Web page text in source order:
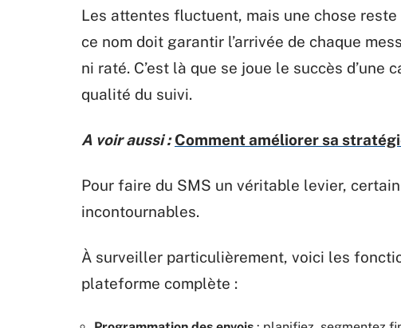
Les attentes fluctuent, mais une chose
ce nom doit garantir l’arrivée de chaque
ni raté. C’est là que se joue le succès
qualité du suivi.
A voir aussi : Comment améliorer sa
Pour faire du SMS un véritable levier,
incontournables.
À surveiller particulièrement, voici les
plateforme complète :